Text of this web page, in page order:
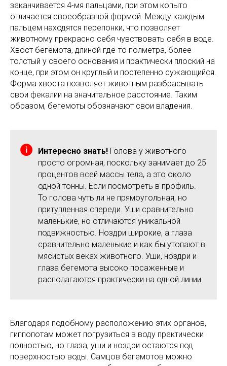
заканчивается 4-мя пальцами, при этом копыто
отличается своеобразной формой. Между каждым
пальцем находятся перепонки, что позволяет
животному прекрасно себя чувствовать себя в воде.
Хвост бегемота, длиной где-то полметра, более
толстый у своего основания и практически плоский на
конце, при этом он круглый и постепенно сужающийся.
Форма хвоста позволяет животным разбрасывать
свои фекалии на значительное расстояние. Таким
образом, бегемоты обозначают свои владения.
Интересно знать! Голова у животного
просто огромная, поскольку занимает до 25
процентов всей массы тела, а это около
одной тонны. Если посмотреть в профиль.
То голова чуть ли не прямоугольная, но
притупленная спереди. Уши сравнительно
маленькие, но отличаются уникальной
подвижностью. Ноздри широкие, а глаза
сравнительно маленькие и как бы утопают в
мясистых веках животного. Уши, ноздри и
глаза бегемота высоко посаженные и
располагаются практически на одной линии.
Благодаря подобному расположению этих органов,
гиппопотам может погрузиться в воду практически
полностью, но глаза, уши и ноздри остаются под
поверхностью воды. Самцов бегемотов можно